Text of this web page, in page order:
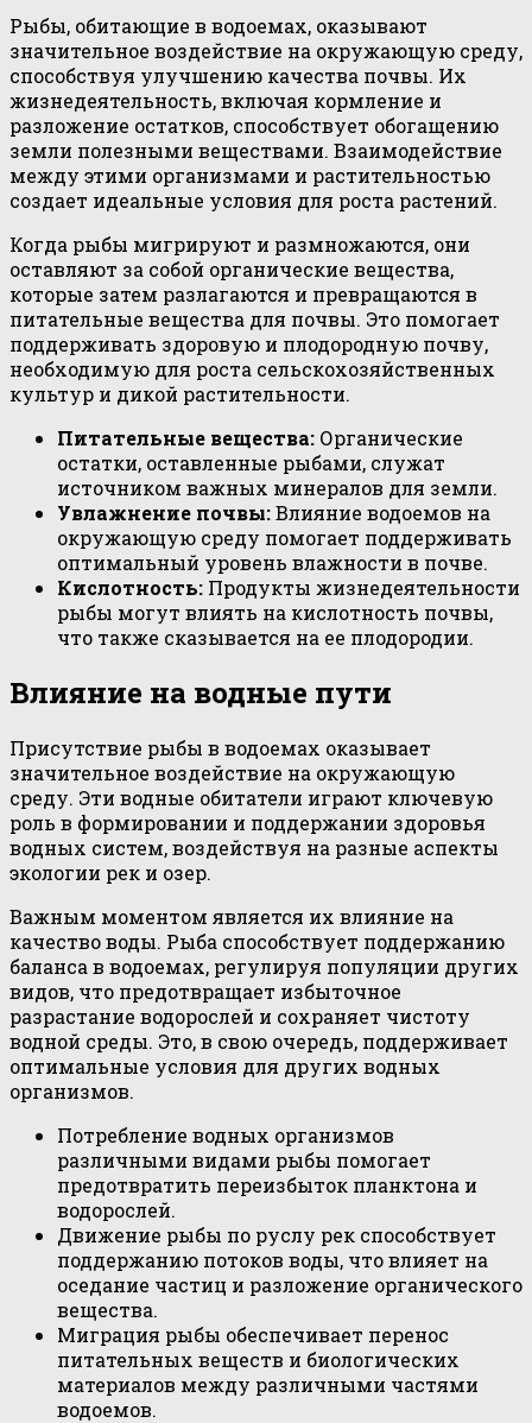
Рыбы, обитающие в водоемах, оказывают
значительное воздействие на окружающую среду,
способствуя улучшению качества почвы. Их
жизнедеятельность, включая кормление и
разложение остатков, способствует обогащению
земли полезными веществами. Взаимодействие
между этими организмами и растительностью
создает идеальные условия для роста растений.
Когда рыбы мигрируют и размножаются, они
оставляют за собой органические вещества,
которые затем разлагаются и превращаются в
питательные вещества для почвы. Это помогает
поддерживать здоровую и плодородную почву,
необходимую для роста сельскохозяйственных
культур и дикой растительности.
Питательные вещества: Органические
остатки, оставленные рыбами, служат
источником важных минералов для земли.
Увлажнение почвы:Влияние водоемов на
окружающую среду помогает поддерживать
оптимальный уровень влажности в почве.
Кислотность: Продукты жизнедеятельности
рыбы могут влиять на кислотность почвы,
что также сказывается на ее плодородии.
Влияние на водные пути
Присутствие рыбы в водоемах оказывает
значительное воздействие на окружающую
среду. Эти водные обитатели играют ключевую
роль в формировании и поддержании здоровья
водных систем, воздействуя на разные аспекты
экологии рек и озер.
Важным моментом является их влияние на
качество воды. Рыба способствует поддержанию
баланса в водоемах, регулируя популяции других
видов, что предотвращает избыточное
разрастание водорослей и сохраняет чистоту
водной среды. Это, в свою очередь, поддерживает
оптимальные условия для других водных
организмов.
Потребление водных организмов
различными видами рыбы помогает
предотвратить переизбыток планктона и
водорослей.
Движение рыбы по руслу рек способствует
поддержанию потоков воды, что влияет на
оседание частиц и разложение органического
вещества.
Миграция рыбы обеспечивает перенос
питательных веществ и биологических
материалов между различными частями
водоемов.